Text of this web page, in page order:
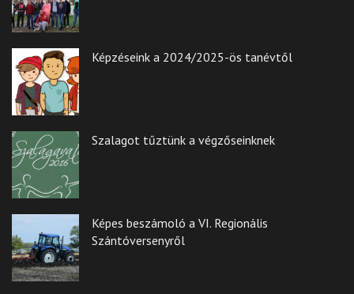
Képzéseink a 2024/2025-ös tanévtől
Szalagot tűztünk a végzőseinknek
Képes beszámoló a VI. Regionális
Szántóversenyről